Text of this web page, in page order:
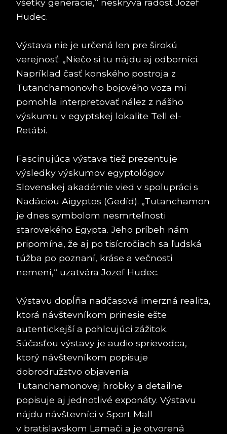
všetky generácie,“ neskrýva radosť Jozef
Hudec.
Výstava nie je určená len pre širokú
verejnosť: „Niečo si tu nájdu aj odborníci.
Napríklad časť konského postroja z
Tutanchamonovho bojového voza mi
pomohla interpretovať nález z nášho
výskumu v egyptskej lokalite Tell el-
Retábí.
Fascinujúca výstava tiež prezentuje
výsledky výskumov egyptológov
Slovenskej akadémie vied v spolupráci s
Nadáciou Aigyptos (Gedíd). „Tutanchamon
je dnes symbolom nesmrteľnosti
starovekého Egypta. Jeho príbeh nám
pripomína, že aj po tisícročiach sa ľudská
túžba po poznaní, kráse a večnosti
nemení,“ uzatvára Jozef Hudec.
Výstavu dopĺňa nadčasová imerzná realita,
ktorá návštevníkom prinesie ešte
autentickejší a pohlcujúci zážitok.
Súčasťou výstavy je audio sprievodca,
ktorý návštevníkom popisuje
dobrodružstvo objavenia
Tutanchamonovej hrobky a detailne
popisuje aj jednotlivé exponáty. Výstavu
nájdu návštevníci v Sport Mall
v bratislavskom Lamači a je otvorená